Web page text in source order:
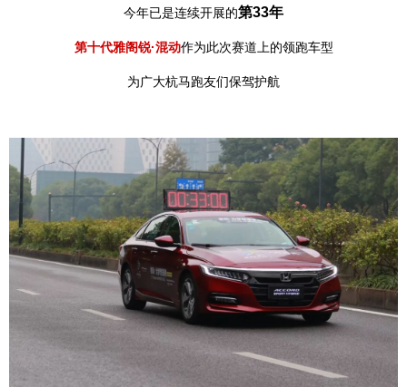
今年已是连续开展的第33年
第十代雅阁锐·混动作为此次赛道上的领跑车型
为广大杭马跑友们保驾护航